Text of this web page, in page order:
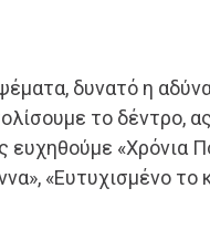
δυνατό η
το δέντρο,
ευχηθούμε «Χρόνια
«Ευτυχισμένο το